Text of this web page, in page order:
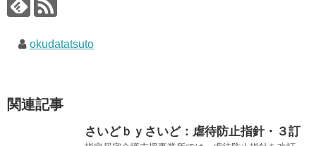
okudatatsuto
関連記事
さいどｂｙさいど：虐待防止指針・３訂